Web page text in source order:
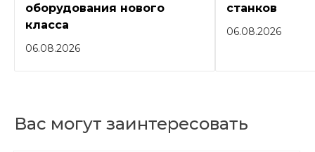
оборудования нового
класса
06.08.2026
станков
06.08.2026
Вас могут заинтересовать